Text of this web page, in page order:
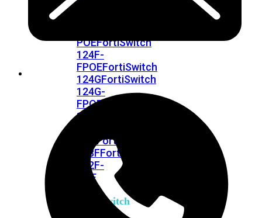
POEFortiSwitch
124F-
FPOEFortiSwitch
124GFortiSwitch
124G-
FPOE
148F
FortiSwitchRugged
108FFortiSwitchRugged
112F-
POE
FortiSwitch